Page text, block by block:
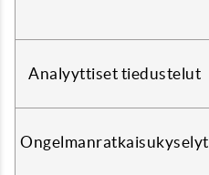
Analyyttiset tiedustelut
Ongelmanratkaisukyselyt